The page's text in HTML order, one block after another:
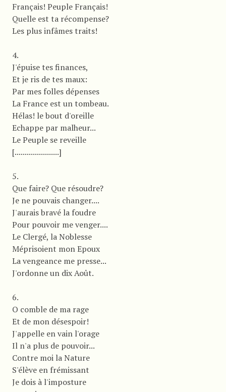
Français! Peuple Français!
Quelle est ta récompense?
Les plus infâmes traits!
4.
J'épuise tes finances,
Et je ris de tes maux:
Par mes folles dépenses
La France est un tombeau.
Hélas! le bout d'oreille
Echappe par malheur...
Le Peuple se reveille
[......................]
5.
Que faire? Que résoudre?
Je ne pouvais changer....
J'aurais bravé la foudre
Pour pouvoir me venger....
Le Clergé, la Noblesse
Méprisoient mon Epoux
La vengeance me presse...
J'ordonne un dix Août.
6.
O comble de ma rage
Et de mon désespoir!
J'appelle en vain l'orage
Il n'a plus de pouvoir...
Contre moi la Nature
S'élève en frémissant
Je dois à l'imposture